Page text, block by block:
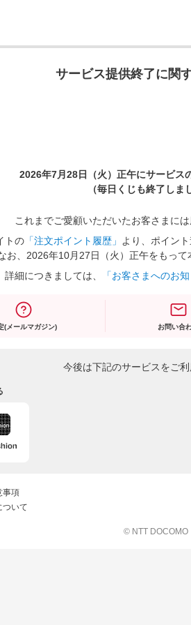
サービス提供終了に関
2026年7月28日（火）正午にサービス
（毎日くじも終了しま
これまでご愛顧いただいたお客さまには
トの 「注文ポイント履歴」
より、ポイン
お、2026年10月27日（火）正午をもって
詳細につきましては、
「お客さまへのお知
(メールマガジン) お問い合
今後は下記のサービスをご利
事項
ついて
© NTT DOCOMO